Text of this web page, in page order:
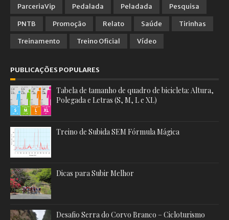
ParceriaVip
Pedalada Peladada
Pesquisa
PNTB
Promoção Relato Saúde
Tirinhas
Treinamento
Treino Oficial Vídeo
PUBLICAÇÕES POPULARES
Tabela de tamanho de quadro de bicicleta: Altura,
Polegada e Letras (S, M, L e XL)
Treino de Subida SEM Fórmula Mágica
Dicas para Subir Melhor
Desafio Serra do Corvo Branco – Cicloturismo